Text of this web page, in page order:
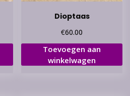
Dioptaas
€60.00
Toevoegen aan
winkelwagen